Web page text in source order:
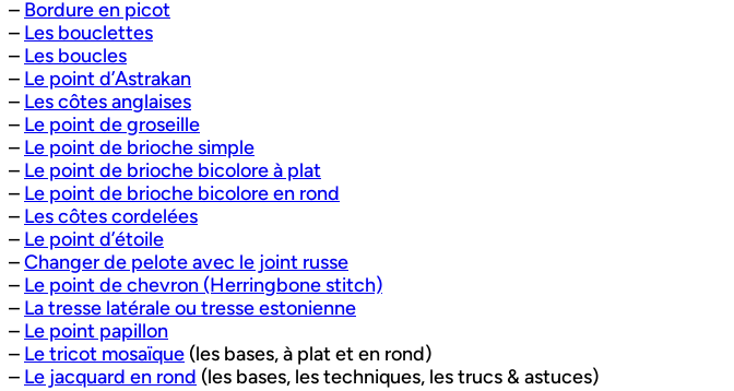
– Bordure en picot
– Les bouclettes
– Les boucles
– Le point d’Astrakan
– Les côtes anglaises
– Le point de groseille
– Le point de brioche simple
– Le point de brioche bicolore à plat
– Le point de brioche bicolore en rond
– Les côtes cordelées
– Le point d’étoile
–Changer de pelote avec le joint russe
– Le point de chevron (Herringbone stitch)
– La tresse latérale ou tresse estonienne
– Le point papillon
– Le tricot mosaïque (les bases, à plat et en rond)
– Le jacquard en rond (les bases, les techniques, les trucs & astuces)